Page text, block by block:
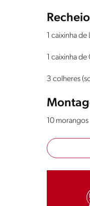
Recheio
1 caixinha
1 caixinha
3 colheres
10 morangos